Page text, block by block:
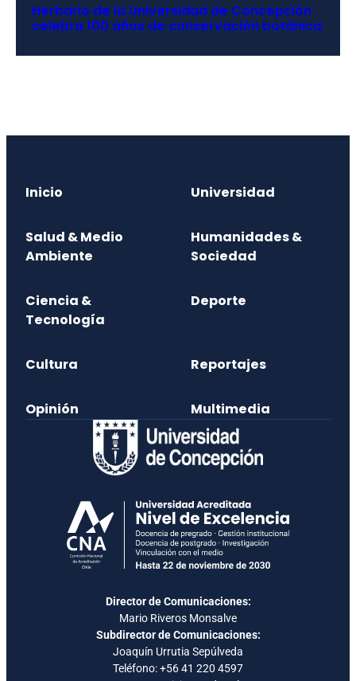
Herbario de la Universidad de Concepción
celebra 100 años de conservación botánica
Inicio Universidad
Salud & Medio
Ambiente
Humanidades &
Sociedad
Ciencia &
Tecnología
Deporte
Cultura Reportajes
Opinión Multimedia
Director de Comunicaciones:
Mario Riveros Monsalve
Subdirector de Comunicaciones:
Joaquín Urrutia Sepúlveda
Teléfono:+56 41 220 4597